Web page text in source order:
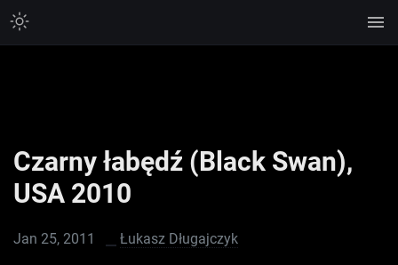
Czarny łabędź (Black Swan),
USA 2010
Jan 25, 2011 Łukasz Długajczyk